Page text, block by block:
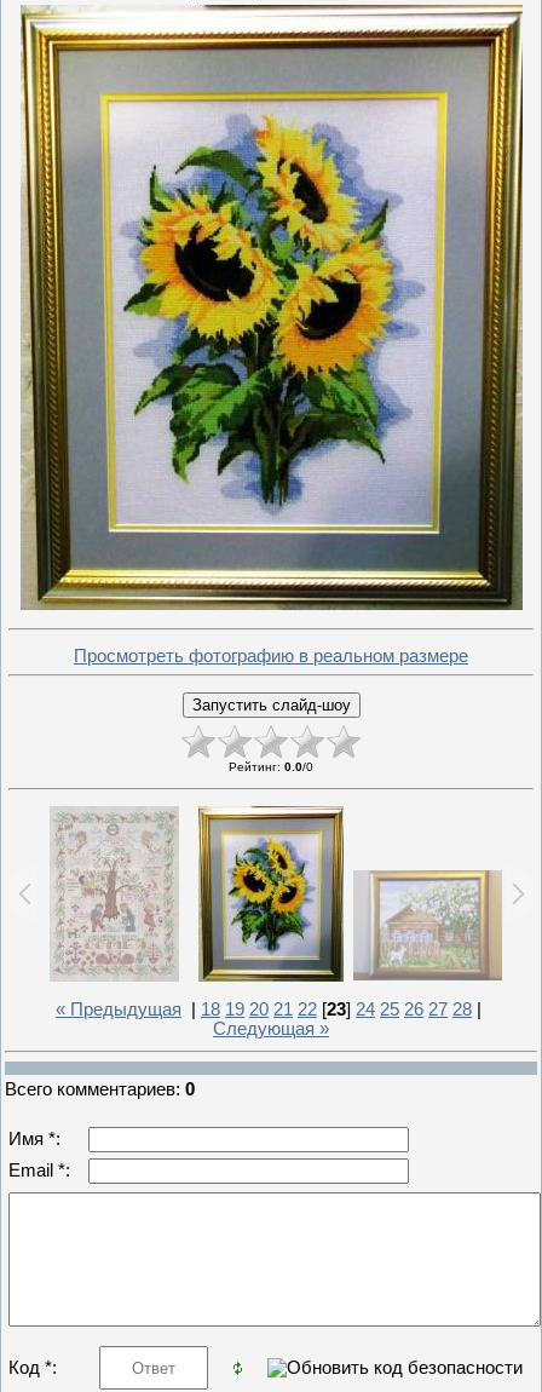
Просмотреть фотографию в реальном размере
Рейтинг: 0.0/0
« Предыдущая 18 19 20 21 22 [23] 24 25 26 27 28
Следующая »
Всего комментариев: 0
Имя *:
Email *:
Код *: